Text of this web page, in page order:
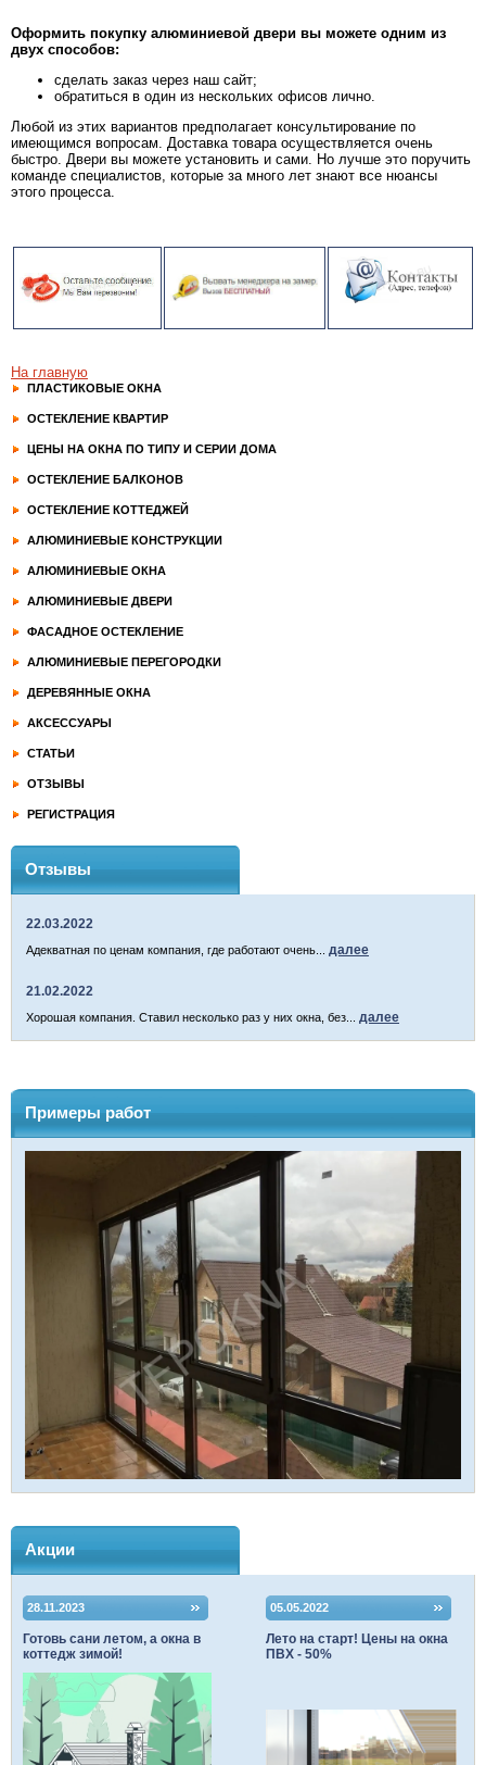
ПЛАСТИКОВЫЕ ОКНА
ОСТЕКЛЕНИЕ КВАРТИР
ЦЕНЫ НА ОКНА ПО ТИПУ И СЕРИИ ДОМА
ОСТЕКЛЕНИЕ БАЛКОНОВ
ОСТЕКЛЕНИЕ КОТТЕДЖЕЙ
АЛЮМИНИЕВЫЕ КОНСТРУКЦИИ
АЛЮМИНИЕВЫЕ ОКНА
АЛЮМИНИЕВЫЕ ДВЕРИ
ФАСАДНОЕ ОСТЕКЛЕНИЕ
АЛЮМИНИЕВЫЕ ПЕРЕГОРОДКИ
ДЕРЕВЯННЫЕ ОКНА
АКСЕССУАРЫ
СТАТЬИ
ОТЗЫВЫ
РЕГИСТРАЦИЯ
Отзывы
22.03.2022
Адекватная по ценам компания, где работают очень... далее
21.02.2022
Хорошая компания. Ставил несколько раз у них окна, без... далее
Примеры работ
Акции
28.11.2023
Готовь сани летом, а окна в
коттедж зимой!
05.05.2022
Лето на старт! Цены на окна
ПВХ - 50%
Оформить покупку алюминиевой двери вы можете одним из
двух способов:
сделать заказ через наш сайт;
обратиться в один из нескольких офисов лично.
Любой из этих вариантов предполагает консультирование по
имеющимся вопросам. Доставка товара осуществляется очень
быстро. Двери вы можете установить и сами. Но лучше это поручить
команде специалистов, которые за много лет знают все нюансы
этого процесса.
На главную